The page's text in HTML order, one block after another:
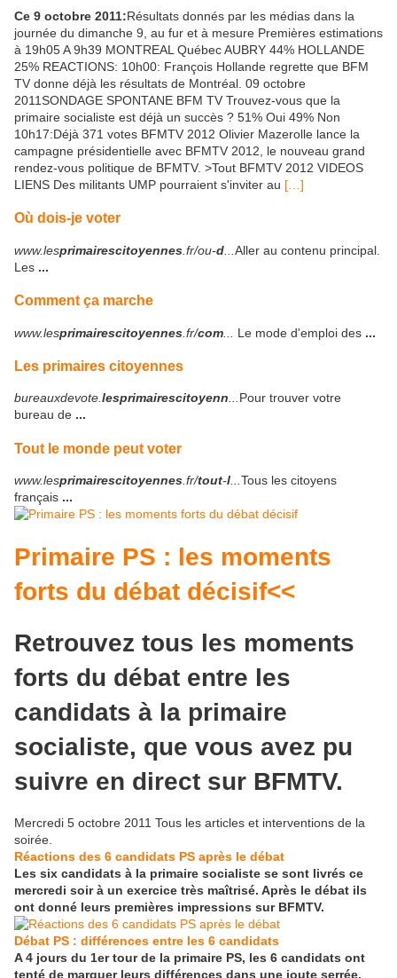
Ce 9 octobre 2011:Résultats donnés par les médias dans la
journée du dimanche 9, au fur et à mesure Premières estimations
à 19h05 A 9h39 MONTREAL Québec AUBRY 44% HOLLANDE
25% REACTIONS: 10h00: François Hollande regrette que BFM
TV donne déjà les résultats de Montréal. 09 octobre
2011SONDAGE SPONTANE BFM TV Trouvez-vous que la
primaire socialiste est déjà un succès ? 51% Oui 49% Non
10h17:Déjà 371 votes BFMTV 2012 Olivier Mazerolle lance la
campagne présidentielle avec BFMTV 2012, le nouveau grand
rendez-vous politique de BFMTV. >Tout BFMTV 2012 VIDEOS
LIENS Des militants UMP pourraient s'inviter au […]
Où dois-je voter
www.lesprimairescitoyennes .fr/ou-d
Aller au contenu principal.
Les ...
Comment ça marche
www.lesprimairescitoyennes .fr/com Le mode d'emploi des ...
Les primaires citoyennes
bureauxdevote.lesprimairescitoyenn...Pour trouver votre
bureau de ...
Tout le monde peut voter
www.lesprimairescitoyennes .fr/tout-l
Tous les citoyens
français ...
Primaire PS : les moments
forts du débat décisif<<
Retrouvez tous les moments
forts du débat entre les
candidats à la primaire
socialiste, que vous avez pu
suivre en direct sur BFMTV.
Mercredi 5 octobre 2011 Tous les articles et interventions de la
soirée.
Réactions des 6 candidats PS après le débat
Les six candidats à la primaire socialiste se sont livrés ce
mercredi soir à un exercice très maîtrisé. Après le débat ils
ont donné leurs premières impressions sur BFMTV.
Débat PS : différences entre les 6 candidats
A 4 jours du 1er tour de la primaire PS, les 6 candidats ont
tenté de marquer leurs différences dans une joute serrée,